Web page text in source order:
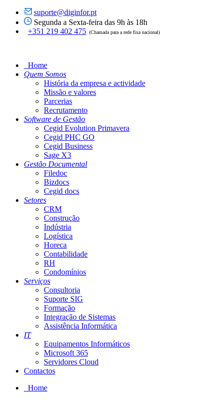
suporte@diginfor.pt
Segunda a Sexta-feira das 9h às 18h
+351 219 402 475 (Chamada para a rede fixa nacional)
Home
Quem Somos
História da empresa e actividade
Missão e valores
Parcerias
Recrutamento
Software de Gestão
Cegid Evolution Primavera
Cegid PHC GO
Cegid Business
Sage X3
Gestão Documental
Filedoc
Bizdocs
Cegid docs
Setores
CRM
Construção
Indústria
Logística
Horeca
Contabilidade
RH
Condomínios
Serviços
Consultoria
Suporte SIG
Formação
Integração de Sistemas
Assistência Informática
IT
Equipamentos Informáticos
Microsoft 365
Servidores Cloud
Contactos
Home